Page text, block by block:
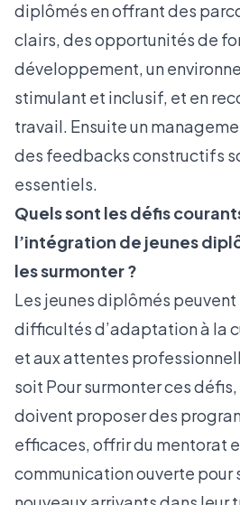
diplômés en offrant des
clairs, des opportunités de
développement, un
stimulant et inclusif, et en
travail. Ensuite un
des feedbacks constructifs
essentiels.
Quels sont les défis
l’intégration de jeunes
les surmonter ?
Les jeunes diplômés
difficultés d’adaptation à la
et aux attentes
soit Pour surmonter ces
doivent proposer des
efficaces, offrir du mentorat
communication ouverte pour